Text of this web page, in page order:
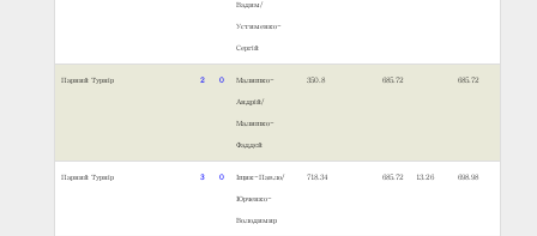
Вадим/
Устименко-
Сергій
Парний Турнір 2 0 Малишко-
Андрій/
Малишко-
Фаддєй
350.8 685.72 685.72
Парний Турнір 3 0 Іщик-Павло/
Юрченко-
Володимир
718.34 685.72 13.26 698.98